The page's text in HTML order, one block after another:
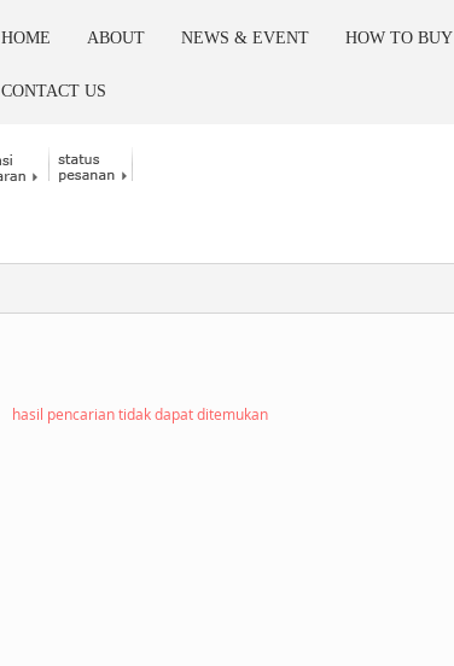
HOME ABOUT NEWS & EVENT HOW TO BUY
CONTACT US
hasil pencarian tidak dapat ditemukan